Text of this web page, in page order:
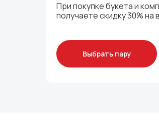
При покупке букета и
получаете скидку 30% на
Выбрать пару